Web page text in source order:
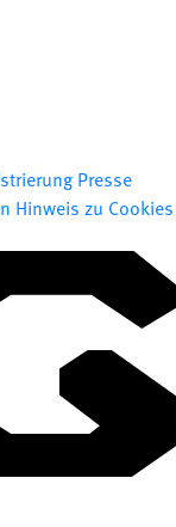
Presse
Hinweis zu Cookies